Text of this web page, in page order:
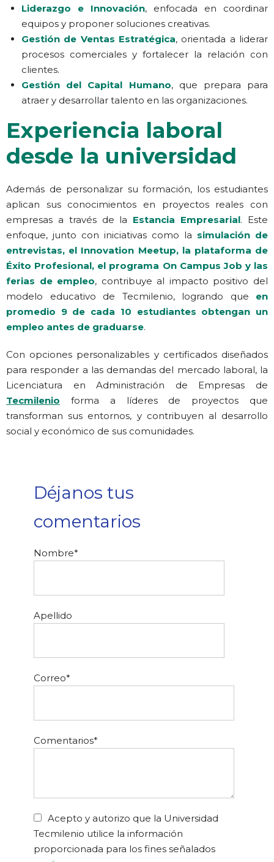
Liderazgo e Innovación, enfocada en coordinar
equipos y proponer soluciones creativas.
Gestión de Ventas Estratégica, orientada a liderar
procesos comerciales y fortalecer la relación con
clientes.
Gestión del Capital Humano, que prepara para
atraer y desarrollar talento en las organizaciones.
Experiencia laboral
desde la universidad
Además de personalizar su formación, los estudiantes
aplican sus conocimientos en proyectos reales con
empresas a través de la Estancia Empresarial. Este
enfoque, junto con iniciativas como la simulación de
entrevistas, el Innovation Meetup, la plataforma de
Éxito Profesional, el programa On Campus Job y las
ferias de empleo, contribuye al impacto positivo del
modelo educativo de Tecmilenio, logrando que en
promedio 9 de cada 10 estudiantes obtengan un
empleo antes de graduarse.
Con opciones personalizables y certificados diseñados
para responder a las demandas del mercado laboral, la
Licenciatura en Administración de Empresas de
Tecmilenio forma a líderes de proyectos que
transforman sus entornos, y contribuyen al desarrollo
social y económico de sus comunidades.
Déjanos tus
comentarios
Nombre*
Apellido
Correo*
Comentarios*
Acepto y autorizo que la Universidad
Tecmilenio utilice la información
proporcionada para los fines señalados